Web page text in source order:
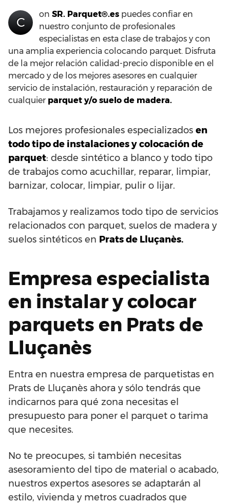
C
on SR. Parquet®.es puedes confiar en
nuestro conjunto de profesionales
especialistas en esta clase de trabajos y con
una amplia experiencia colocando parquet. Disfruta
de la mejor relación calidad-precio disponible en el
mercado y de los mejores asesores en cualquier
servicio de instalación, restauración y reparación de
cualquier parquet y/o suelo de madera.
Los mejores profesionales especializados en
todo tipo de instalaciones y colocación de
parquet: desde sintético a blanco y todo tipo
de trabajos como acuchillar, reparar, limpiar,
barnizar, colocar, limpiar, pulir o lijar.
Trabajamos y realizamos todo tipo de servicios
relacionados con parquet, suelos de madera y
suelos sintéticos en Prats de Lluçanès.
Empresa especialista
en instalar y colocar
parquets en Prats de
Lluçanès
Entra en nuestra empresa de parquetistas en
Prats de Lluçanès ahora y sólo tendrás que
indicarnos para qué zona necesitas el
presupuesto para poner el parquet o tarima
que necesites.
No te preocupes, si también necesitas
asesoramiento del tipo de material o acabado,
nuestros expertos asesores se adaptarán al
estilo, vivienda y metros cuadrados que